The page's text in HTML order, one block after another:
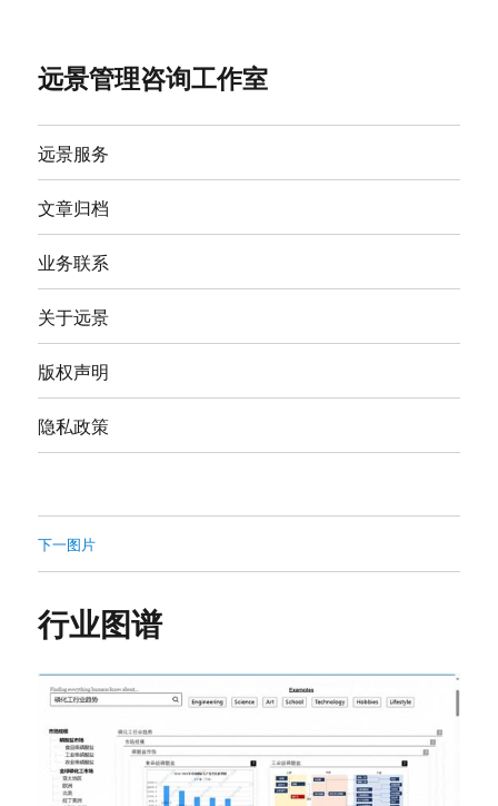
远景管理咨询工作室
远景服务
文章归档
业务联系
关于远景
版权声明
隐私政策
下一图片
行业图谱